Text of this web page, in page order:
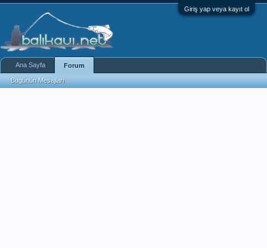
Giriş yap veya kayıt ol
Ana Sayfa Forum
Bugünün Mesajları